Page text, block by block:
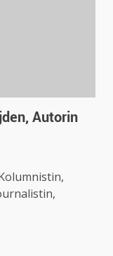
Autorin